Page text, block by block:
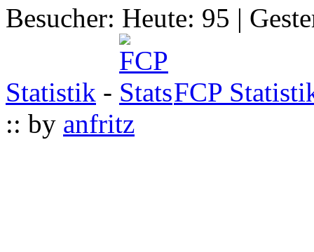
Besucher: Heute: 95 |
Statistik -
FCP
:: by anfritz